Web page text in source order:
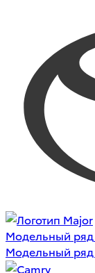
Модельный ряд
Модельный ряд